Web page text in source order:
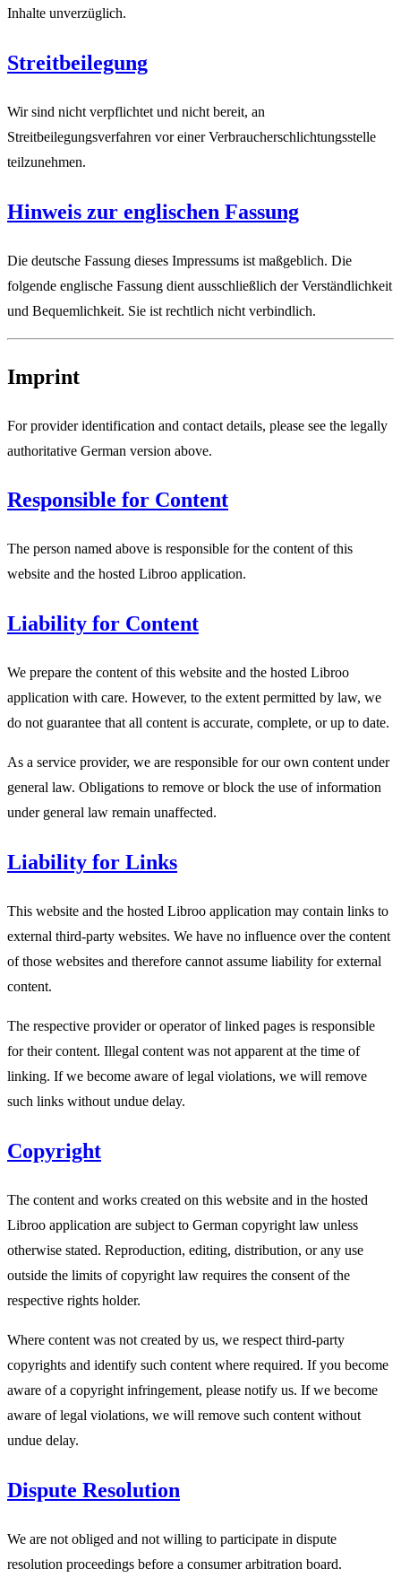
Inhalte unverzüglich.
Streitbeilegung
Wir sind nicht verpflichtet und nicht bereit, an
Streitbeilegungsverfahren vor einer Verbraucherschlichtungsstelle
teilzunehmen.
Hinweis zur englischen Fassung
Die deutsche Fassung dieses Impressums ist maßgeblich. Die
folgende englische Fassung dient ausschließlich der Verständlichkeit
und Bequemlichkeit. Sie ist rechtlich nicht verbindlich.
Imprint
For provider identification and contact details, please see the legally
authoritative German version above.
Responsible for Content
The person named above is responsible for the content of this
website and the hosted Libroo application.
Liability for Content
We prepare the content of this website and the hosted Libroo
application with care. However, to the extent permitted by law, we
do not guarantee that all content is accurate, complete, or up to date.
As a service provider, we are responsible for our own content under
general law. Obligations to remove or block the use of information
under general law remain unaffected.
Liability for Links
This website and the hosted Libroo application may contain links to
external third-party websites. We have no influence over the content
of those websites and therefore cannot assume liability for external
content.
The respective provider or operator of linked pages is responsible
for their content. Illegal content was not apparent at the time of
linking. If we become aware of legal violations, we will remove
such links without undue delay.
Copyright
The content and works created on this website and in the hosted
Libroo application are subject to German copyright law unless
otherwise stated. Reproduction, editing, distribution, or any use
outside the limits of copyright law requires the consent of the
respective rights holder.
Where content was not created by us, we respect third-party
copyrights and identify such content where required. If you become
aware of a copyright infringement, please notify us. If we become
aware of legal violations, we will remove such content without
undue delay.
Dispute Resolution
We are not obliged and not willing to participate in dispute
resolution proceedings before a consumer arbitration board.